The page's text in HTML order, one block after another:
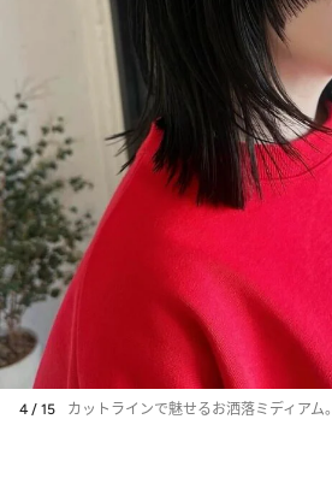
4 / 15 カットラインで魅せるお洒落ミディアム。